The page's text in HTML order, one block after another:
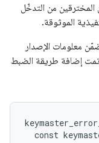
من التدخّل
الموثوقة.
معلومات الإصدار
تمت إضافة طريقة الضبط